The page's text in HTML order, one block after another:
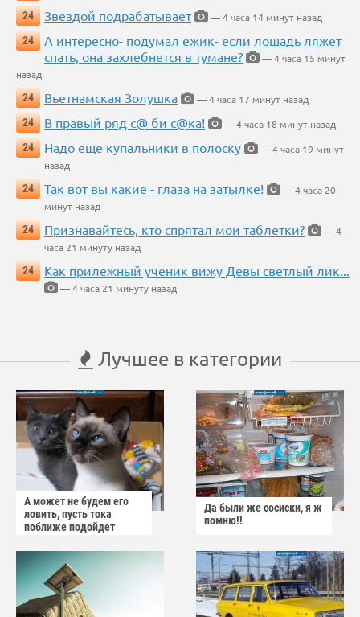
24
Звездой подрабатывает
— 4 часа 14 минут назад
24
А интересно- подумал ежик- если лошадь ляжет
спать, она захлебнется в тумане?
— 4 часа 15 минут
назад
24
Вьетнамская Золушка
— 4 часа 17 минут назад
24
В правый ряд с@ би с@ка!
— 4 часа 18 минут назад
24
Надо еще купальники в полоску
— 4 часа 19 минут
назад
24
Так вот вы какие - глаза на затылке!
— 4 часа 20
минут назад
24
Признавайтесь, кто спрятал мои таблетки?
— 4
часа 21 минуту назад
24
Как прилежный ученик вижу Девы светлый лик...
— 4 часа 21 минуту назад
Лучшее в категории
А может не будем его
ловить, пусть тока
поближе подойдет
Да были же сосиски, я ж
помню!!